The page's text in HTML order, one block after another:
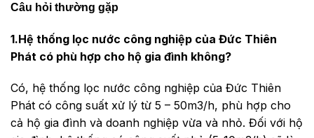
Câu hỏi thường gặp
1.Hệ thống lọc nước công nghiệp của Đức Thiên
Phát có phù hợp cho hộ gia đình không?
Có, hệ thống lọc nước công nghiệp của Đức Thiên
Phát có công suất xử lý từ 5 – 50m3/h, phù hợp cho
cả hộ gia đình và doanh nghiệp vừa và nhỏ. Đối với hộ